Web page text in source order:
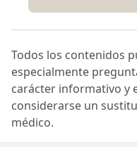
Todos los contenidos
especialmente
carácter informativo y
considerarse un
médico.